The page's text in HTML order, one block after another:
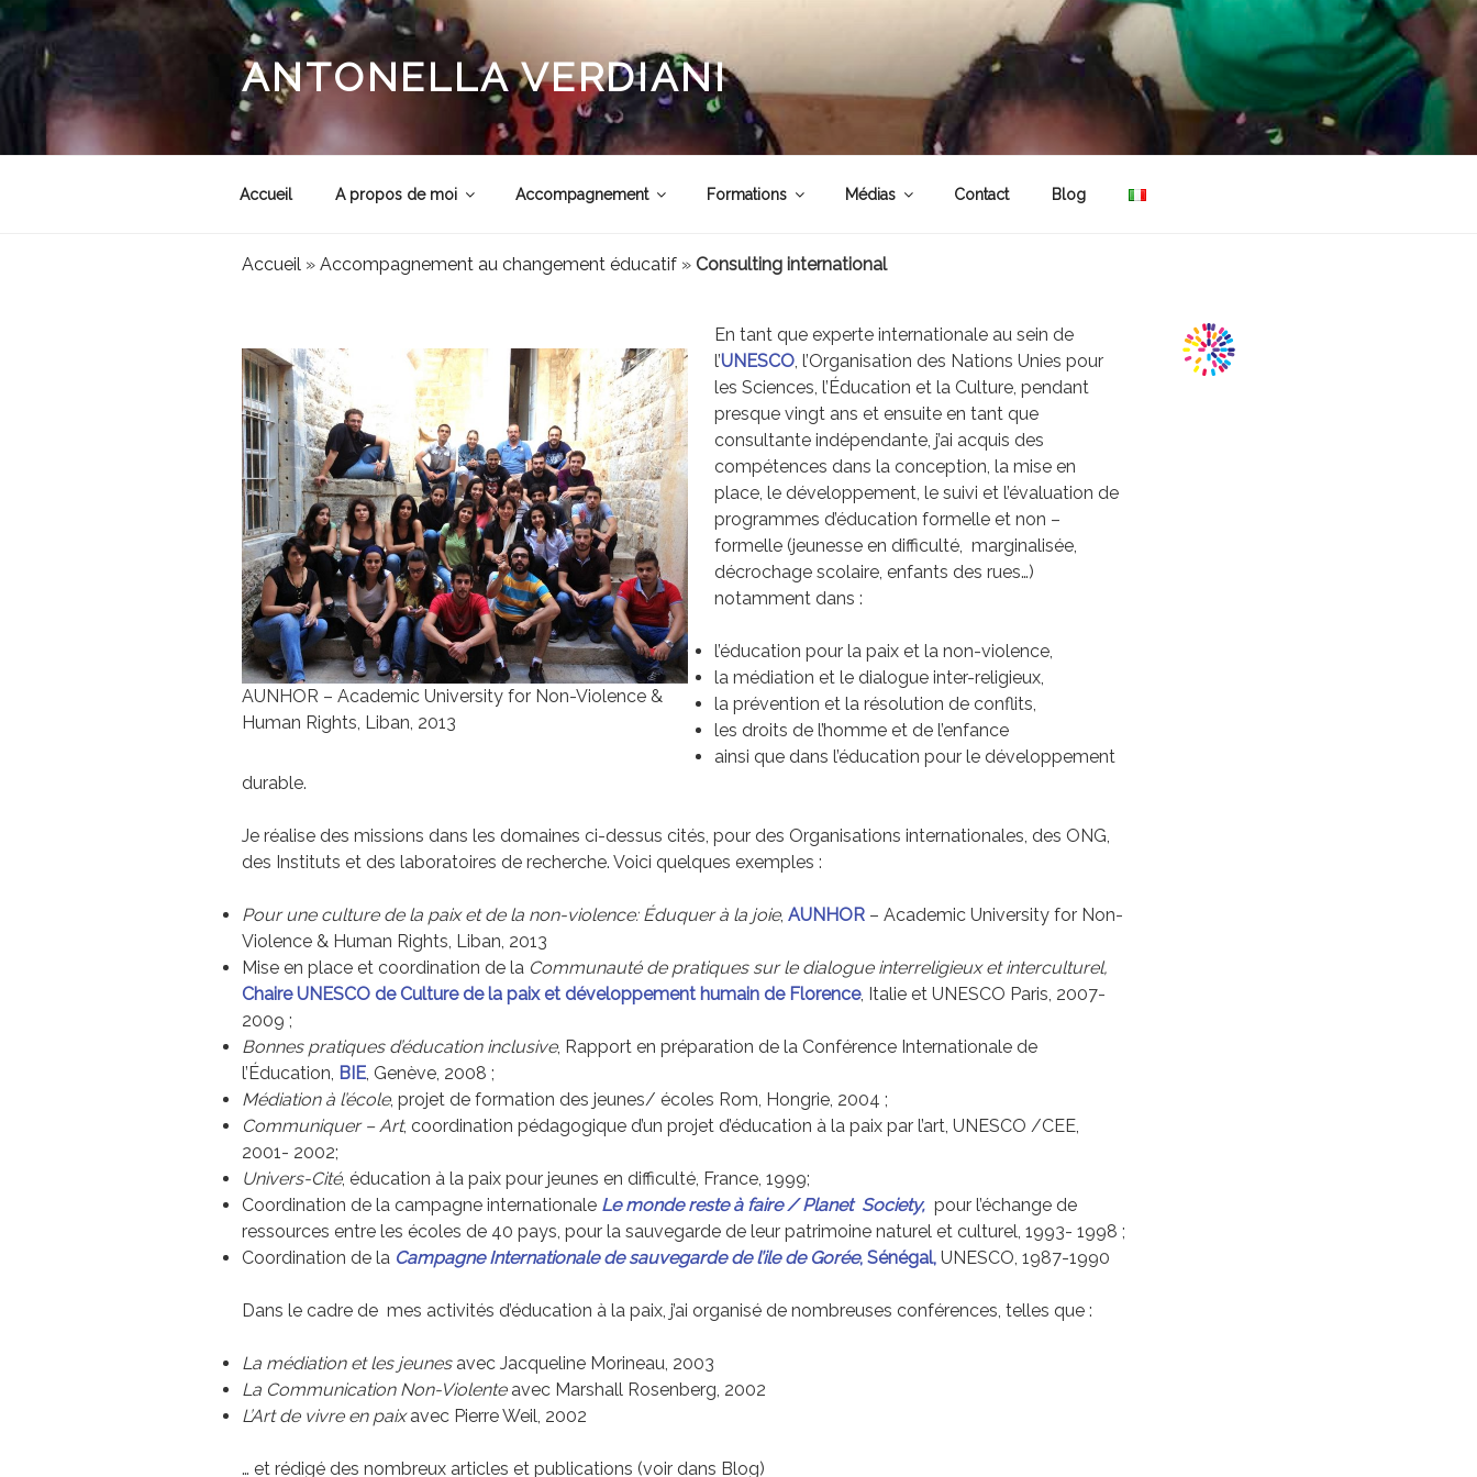
Aller
au
contenu
principal
ANTONELLA VERDIANI
Accueil A propos de moi Accompagnement Formations Médias Contact Blog
Accueil » Accompagnement au changement éducatif » Consulting international
AUNHOR – Academic University for Non-Violence &
Human Rights, Liban, 2013
En tant que experte internationale au sein de
l’UNESCO, l’Organisation des Nations Unies pour
les Sciences, l’Éducation et la Culture, pendant
presque vingt ans et ensuite en tant que
consultante indépendante, j’ai acquis des
compétences dans la conception, la mise en
place, le développement, le suivi et l’évaluation de
programmes d’éducation formelle et non –
formelle (jeunesse en difficulté, marginalisée,
décrochage scolaire, enfants des rues…)
notamment dans :
l’éducation pour la paix et la non-violence,
la médiation et le dialogue inter-religieux,
la prévention et la résolution de conflits,
les droits de l’homme et de l’enfance
ainsi que dans l’éducation pour le développement
durable.
Je réalise des missions dans les domaines ci-dessus cités, pour des Organisations internationales, des ONG,
des Instituts et des laboratoires de recherche. Voici quelques exemples :
Pour une culture de la paix et de la non-violence: Éduquer à la joie, AUNHOR – Academic University for Non-
Violence & Human Rights, Liban, 2013
Mise en place et coordination de la Communauté de pratiques sur le dialogue interreligieux et interculturel,
Chaire UNESCO de Culture de la paix et développement humain de Florence, Italie et UNESCO Paris, 2007-
2009 ;
Bonnes pratiques d’éducation inclusive, Rapport en préparation de la Conférence Internationale de
l’Éducation, BIE, Genève, 2008 ;
Médiation à l’école, projet de formation des jeunes/ écoles Rom, Hongrie, 2004 ;
Communiquer – Art, coordination pédagogique d’un projet d’éducation à la paix par l’art, UNESCO /CEE,
2001- 2002;
Univers-Cité, éducation à la paix pour jeunes en difficulté, France, 1999;
Coordination de la campagne internationale Le monde reste à faire / Planet Society, pour l’échange de
ressources entre les écoles de 40 pays, pour la sauvegarde de leur patrimoine naturel et culturel, 1993- 1998 ;
Coordination de la Campagne Internationale de sauvegarde de l’ile de Gorée, Sénégal, UNESCO, 1987-1990
Dans le cadre de mes activités d’éducation à la paix, j’ai organisé de nombreuses conférences, telles que :
La médiation et les jeunesavec Jacqueline Morineau, 2003
La Communication Non-Violenteavec Marshall Rosenberg, 2002
L’Art de vivre en paixavec Pierre Weil, 2002
… et rédigé des nombreux articles et publications (voir dans Blog)